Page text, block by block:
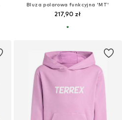
Bluza polarowa funkcyjna 'MT'
217,90 zł